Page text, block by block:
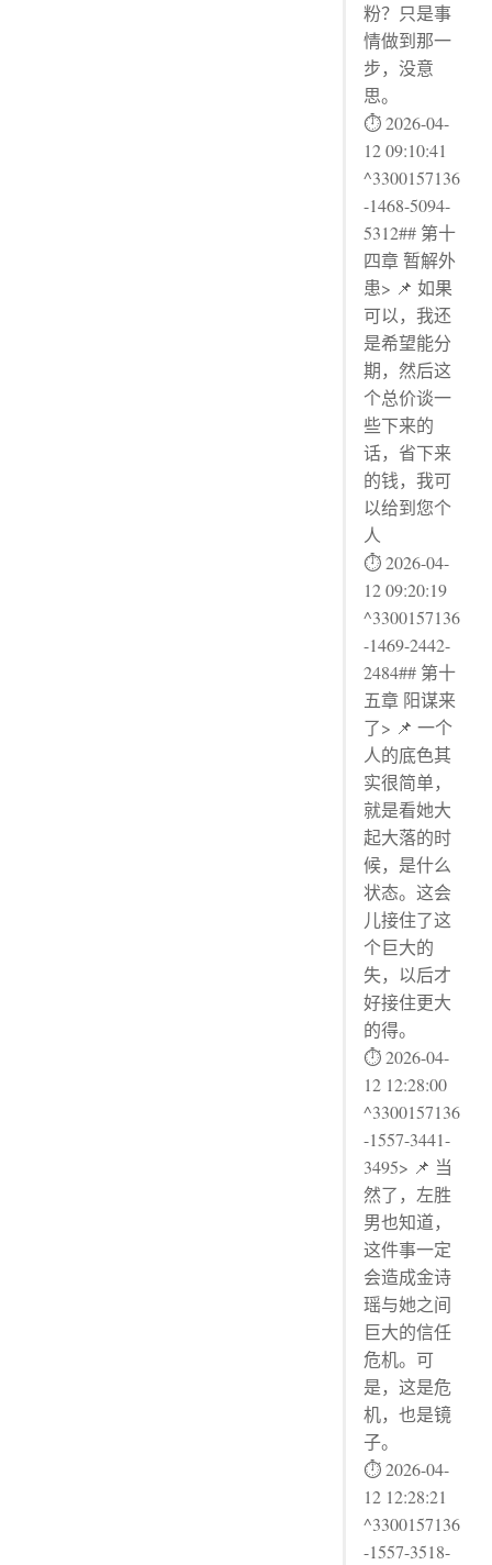
粉？只是事
情做到那一
步，没意
思。
⏱ 2026-04-
12 09:10:41
^3300157136
-1468-5094-
5312## 第十
四章 暂解外
患> 📌 如果
可以，我还
是希望能分
期，然后这
个总价谈一
些下来的
话，省下来
的钱，我可
以给到您个
人
⏱ 2026-04-
12 09:20:19
^3300157136
-1469-2442-
2484## 第十
五章 阳谋来
了> 📌 一个
人的底色其
实很简单，
就是看她大
起大落的时
候，是什么
状态。这会
儿接住了这
个巨大的
失，以后才
好接住更大
的得。
⏱ 2026-04-
12 12:28:00
^3300157136
-1557-3441-
3495> 📌 当
然了，左胜
男也知道，
这件事一定
会造成金诗
瑶与她之间
巨大的信任
危机。可
是，这是危
机，也是镜
子。
⏱ 2026-04-
12 12:28:21
^3300157136
-1557-3518-